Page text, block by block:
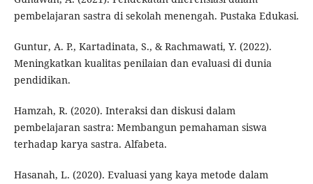
pembelajaran sastra di sekolah menengah. Pustaka Edukasi.
Guntur, A. P., Kartadinata, S., & Rachmawati, Y. (2022).
Meningkatkan kualitas penilaian dan evaluasi di dunia
pendidikan.
Hamzah, R. (2020). Interaksi dan diskusi dalam
pembelajaran sastra: Membangun pemahaman siswa
terhadap karya sastra. Alfabeta.
Hasanah, L. (2020). Evaluasi yang kaya metode dalam